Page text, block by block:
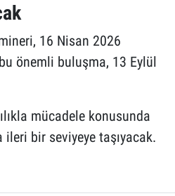
16 Nisan 2026
önemli buluşma, 13 Eylül
mücadele konusunda
bir seviyeye taşıyacak.